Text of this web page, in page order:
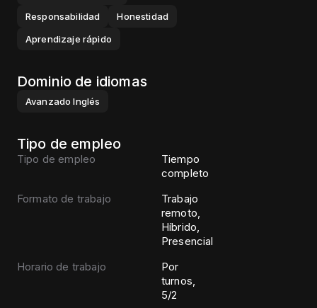
Responsabilidad
Honestidad
Aprendizaje rápido
Dominio de idiomas
Avanzado Inglés
Tipo de empleo
Tipo de empleo
Tiempo
completo
Formato de trabajo
Trabajo
remoto,
Híbrido,
Presencial
Horario de trabajo
Por
turnos,
5/2